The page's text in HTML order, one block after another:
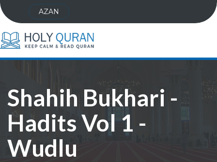
AZAN
Shahih Bukhari -
Hadits Vol 1 -
Wudlu